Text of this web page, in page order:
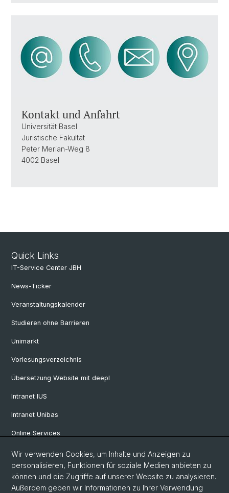
Kontakt und Anfahrt
Universität Basel
Juristische Fakultät
Peter Merian-Weg 8
4002 Basel
Quick Links
IT-Service Center JBH
News-Ticker
Veranstaltungskalender
Studieren ohne Barrieren
Unimarkt
Vorlesungsverzeichnis
Übersetzung Website mit deepl
Intranet IUS
Intranet Unibas
Online Services
Social Media
Instagram
Wir verwenden Cookies, um Inhalte und Anzeigen zu
personalisieren, Funktionen für soziale Medien anbieten zu
können und die Zugriffe auf unserer Website zu analysieren.
Außerdem geben wir Informationen zu Ihrer Verwendung